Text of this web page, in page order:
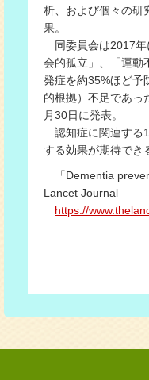
析、および個々の研
果。
同委員会は2017年
会的孤立」、「運動
発症を約35%ほど予
的根拠）不足であっ
月30日に発表。
認知症に関連する
する効果が期待でき
「Dementia
Lancet Journal
https://